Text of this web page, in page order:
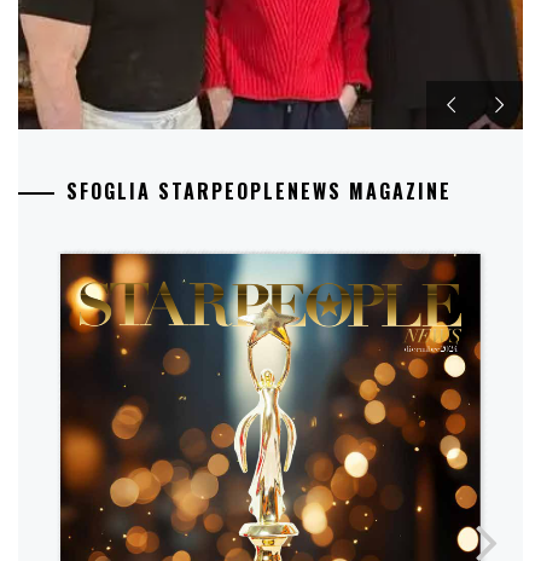
SFOGLIA STARPEOPLENEWS MAGAZINE